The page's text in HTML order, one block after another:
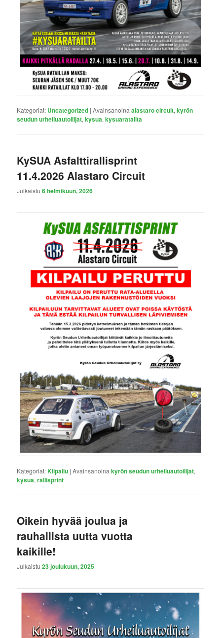
Kategoriat: Uncategorized |Avainsanoina alastaro circuit,kyrön
seudun urheiluautoilijat,kysua,kysuaratailta
KySUA Asfalttirallisprint
11.4.2026 Alastaro Circuit
Julkaistu6 helmikuun, 2026
Kategoriat:Kilpailu |Avainsanoina kyrön seudun urheiluautoilijat,
kysua,rallisprint
Oikein hyvää joulua ja
rauhallista uutta vuotta
kaikille!
Julkaistu23 joulukuun, 2025